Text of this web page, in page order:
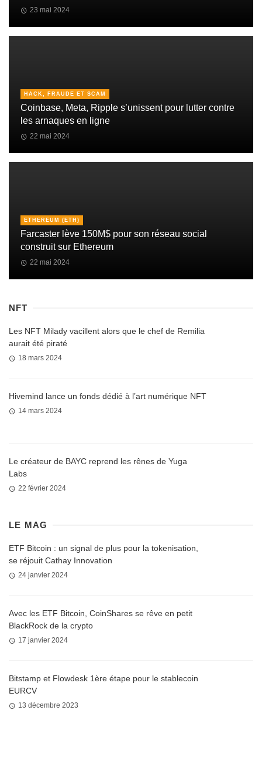
23 mai 2024
HACK, FRAUDE ET SCAM
Coinbase, Meta, Ripple s’unissent pour lutter contre
les arnaques en ligne
22 mai 2024
ETHEREUM (ETH)
Farcaster lève 150M$ pour son réseau social
construit sur Ethereum
22 mai 2024
NFT
Les NFT Milady vacillent alors que le chef de Remilia
aurait été piraté
18 mars 2024
Hivemind lance un fonds dédié à l’art numérique NFT
14 mars 2024
Le créateur de BAYC reprend les rênes de Yuga
Labs
22 février 2024
LE MAG
ETF Bitcoin : un signal de plus pour la tokenisation,
se réjouit Cathay Innovation
24 janvier 2024
Avec les ETF Bitcoin, CoinShares se rêve en petit
BlackRock de la crypto
17 janvier 2024
Bitstamp et Flowdesk 1ère étape pour le stablecoin
EURCV
13 décembre 2023